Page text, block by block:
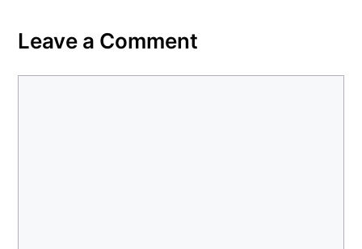
Leave a Comment